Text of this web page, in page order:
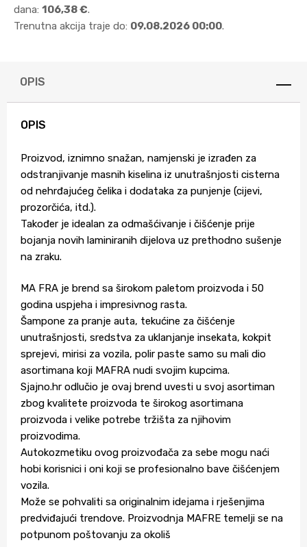
dana: 106,38 €.
Trenutna akcija traje do: 09.08.2026 00:00.
OPIS
OPIS
Proizvod, iznimno snažan, namjenski je izrađen za
odstranjivanje masnih kiselina iz unutrašnjosti cisterna
od nehrđajućeg čelika i dodataka za punjenje (cijevi,
prozorčića, itd.).
Također je idealan za odmašćivanje i čišćenje prije
bojanja novih laminiranih dijelova uz prethodno sušenje
na zraku.
MA FRA je brend sa širokom paletom proizvoda i 50
godina uspjeha i impresivnog rasta.
Šampone za pranje auta, tekućine za čišćenje
unutrašnjosti, sredstva za uklanjanje insekata, kokpit
sprejevi, mirisi za vozila, polir paste samo su mali dio
asortimana koji MAFRA nudi svojim kupcima.
Sjajno.hr odlučio je ovaj brend uvesti u svoj asortiman
zbog kvalitete proizvoda te širokog asortimana
proizvoda i velike potrebe tržišta za njihovim
proizvodima.
Autokozmetiku ovog proizvođača za sebe mogu naći
hobi korisnici i oni koji se profesionalno bave čišćenjem
vozila.
Može se pohvaliti sa originalnim idejama i rješenjima
predviđajući trendove. Proizvodnja MAFRE temelji se na
potpunom poštovanju za okoliš